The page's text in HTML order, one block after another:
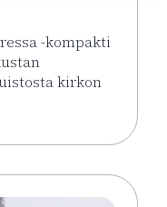
-kompakti
kirkon